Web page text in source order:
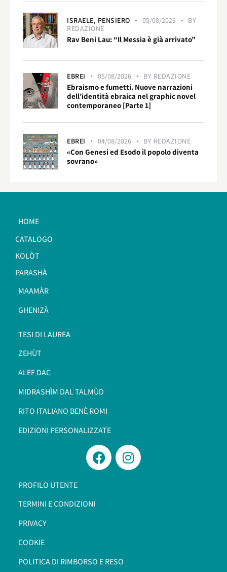
ISRAELE, PENSIERO 05/08/2026
BY
REDAZIONE
Rav Beni Lau: “Il Messia è già arrivato”
EBREI 05/08/2026 BY REDAZIONE
Ebraismo e fumetti. Nuove narrazioni
dell’identità ebraica nel graphic novel
contemporaneo [Parte 1]
EBREI 04/08/2026 BY REDAZIONE
«Con Genesi ed Esodo il popolo diventa
sovrano»
HOME
CATALOGO
KOLÒT
PARASHÀ
MAAMÀR
GHENIZÀ
TESI DI LAUREA
ZEHÙT
ALEF DAC
MIDRASHÌM DAL TALMÙD
RITO ITALIANO BENÈ ROMI​
EDIZIONI PERSONALIZZATE
PROFILO UTENTE
TERMINI E CONDIZIONI
PRIVACY
COOKIE
POLITICA DI RIMBORSO E RESO